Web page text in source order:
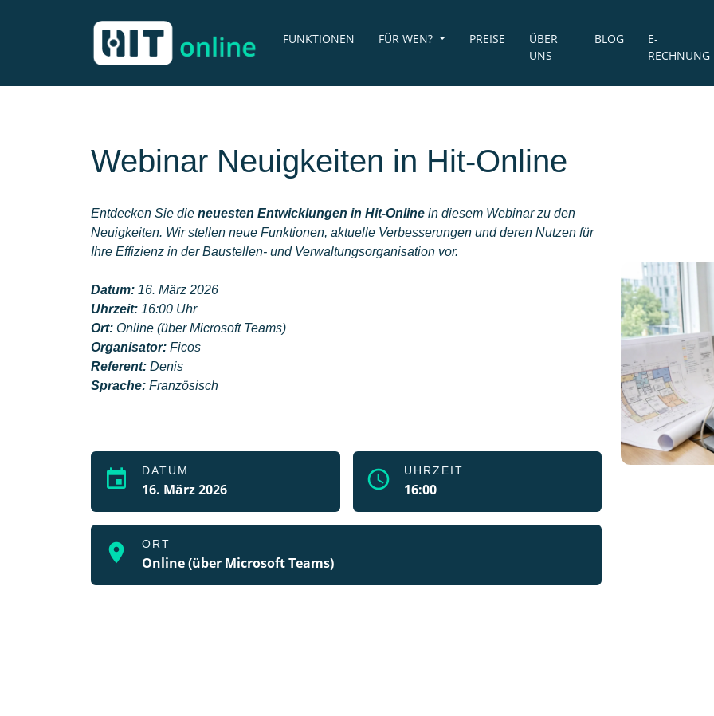
FUNKTIONEN FÜR WEN? PREISE
ÜBER
UNS
BLOG
E-
RECHNUNG
Webinar Neuigkeiten in Hit-Online
Entdecken Sie die neuesten Entwicklungen in Hit-Online in diesem Webinar zu den
Neuigkeiten. Wir stellen neue Funktionen, aktuelle Verbesserungen und deren Nutzen für
Ihre Effizienz in der Baustellen- und Verwaltungsorganisation vor.
Datum: 16. März 2026
Uhrzeit: 16:00 Uhr
Ort: Online (über Microsoft Teams)
Organisator: Ficos
Referent: Denis
Sprache: Französisch
event DATUM
16. März 2026 schedule UHRZEIT
16:00
location_on ORT
Online (über Microsoft Teams)